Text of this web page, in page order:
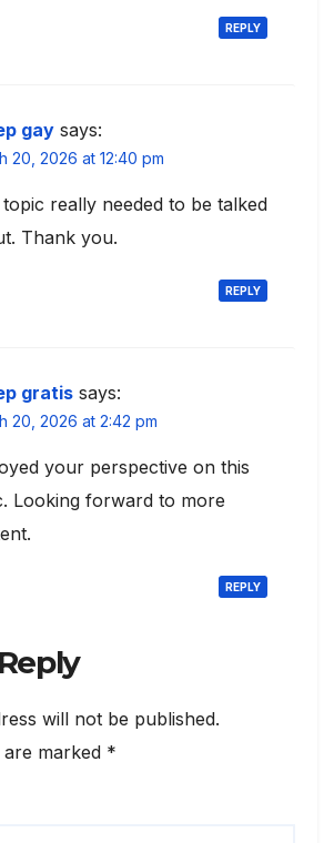
REPLY
gay says:
20, 2026 at 12:40 pm
topic really needed to be talked
Thank you.
REPLY
gratis says:
20, 2026 at 2:42 pm
your perspective on this
Looking forward to more
REPLY
will not be published.
are marked *